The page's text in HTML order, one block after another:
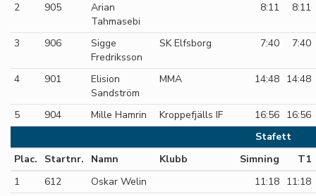
2 905
Arian
Tahmasebi
8:11 8:11
3 906
Sigge
Fredriksson
SK Elfsborg 7:40 7:40
4 901
Elision
Sandström
MMA 14:48 14:48
5 904 Mille Hamrin Kroppefjälls IF 16:56 16:56
Stafett
Plac.
Startnr. Namn Klubb Simning
T1
1
612 Oskar Welin 11:18 11:18